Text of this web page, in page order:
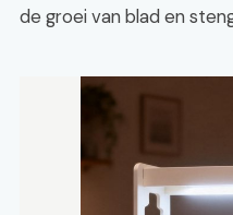
de groei van blad en